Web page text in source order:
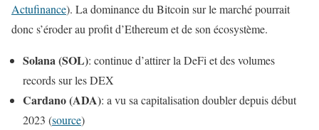
Actufinance). La dominance du Bitcoin sur le marché pourrait
donc s’éroder au profit d’Ethereum et de son écosystème.
Solana (SOL): continue d’attirer la DeFi et des volumes
records sur les DEX
Cardano (ADA): a vu sa capitalisation doubler depuis début
2023 (source)